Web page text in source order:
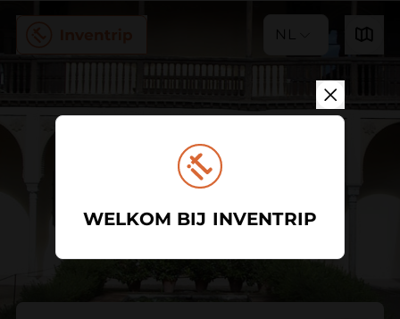
NL
WELKOM BIJ INVENTRIP